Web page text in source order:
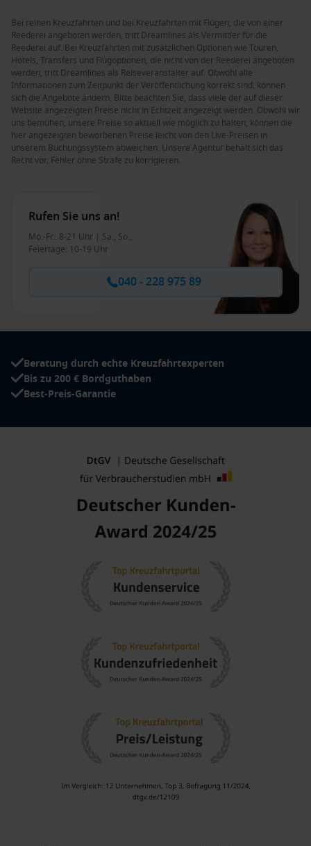
Bei reinen Kreuzfahrten und bei Kreuzfahrten mit Flügen, die von einer
Reederei angeboten werden, tritt Dreamlines als Vermittler für die
Reederei auf. Bei Kreuzfahrten mit zusätzlichen Optionen wie Touren,
Hotels, Transfers und Flugoptionen, die nicht von der Reederei angeboten
werden, tritt Dreamlines als Reiseveranstalter auf. Obwohl alle
Informationen zum Zeitpunkt der Veröffentlichung korrekt sind, können
sich die Angebote ändern. Bitte beachten Sie, dass viele der auf dieser
Website angezeigten Preise nicht in Echtzeit angezeigt werden. Obwohl wir
uns bemühen, unsere Preise so aktuell wie möglich zu halten, können die
hier angezeigten beworbenen Preise leicht von den Live-Preisen in
unserem Buchungssystem abweichen. Unsere Agentur behält sich das
Recht vor, Fehler ohne Strafe zu korrigieren.
Rufen Sie uns an!
Mo.-Fr.: 8-21 Uhr | Sa., So.,
Feiertage: 10-19 Uhr
040 - 228 975 89
Beratung durch echte Kreuzfahrtexperten
Bis zu 200 € Bordguthaben
Best-Preis-Garantie